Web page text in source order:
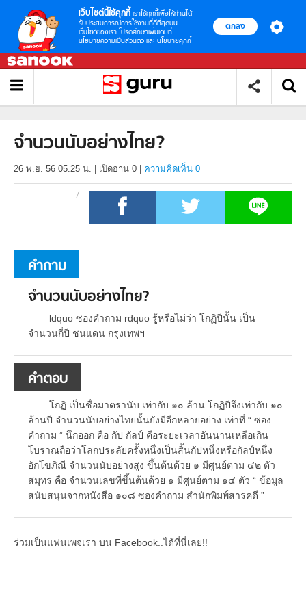
เว็บไซต์นี้ใช้คุกกี้ เราใช้คุกกี้เพื่อให้ท่านได้
รับประสบการณ์การใช้งานที่ดีที่สุดบน
เว็บไซต์ของเรา โปรดศึกษาเพิ่มเติมที่
นโยบายความเป็นส่วนตัว และ นโยบายคุกกี้
ตกลง
จำนวนนับอย่างไทย?
26 พ.ย. 56 05.25 น. เปิดอ่าน 0 ความคิดเห็น 0
คำถาม
จำนวนนับอย่างไทย?
ldquo ซองคำถาม rdquo รู้หรือไม่ว่า โกฏิปีนั้น เป็น
จำนวนกี่ปี ชนแดน กรุงเทพฯ
คำตอบ
โกฏิ เป็นชื่อมาตรานับ เท่ากับ ๑๐ ล้าน โกฏิปีจึงเท่ากับ ๑๐
ล้านปี จำนวนนับอย่างไทยนั้นยังมีอีกหลายอย่าง เท่าที่ “ ซอง
คำถาม ” นึกออก คือ กัป กัลป์ คือระยะเวลาอันนานเหลือเกิน
โบราณถือว่าโลกประลัยครั้งหนึ่งเป็นสิ้นกัปหนึ่งหรือกัลป์หนึ่ง
อักโขภิณี จำนวนนับอย่างสูง ขึ้นต้นด้วย ๑ มีศูนย์ตาม ๔๒ ตัว
สมุทร คือ จำนวนเลขที่ขึ้นต้นด้วย ๑ มีศูนย์ตาม ๑๔ ตัว “ ข้อมูล
สนับสนุนจากหนังสือ ๑๐๘ ซองคำถาม สำนักพิมพ์สารคดี ”
ร่วมเป็นแฟนเพจเรา บน Facebook..ได้ที่นี่เลย!!